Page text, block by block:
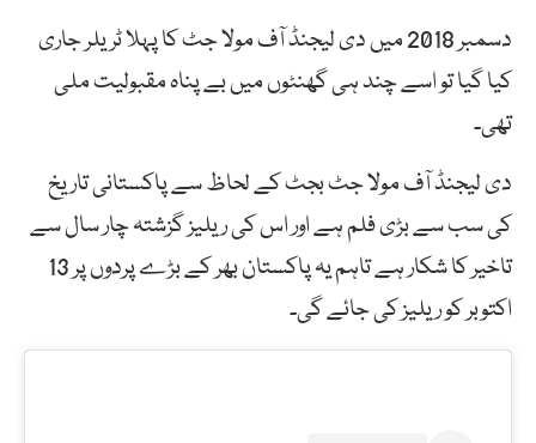
دسمبر 2018 میں دی لیجنڈ آف مولا جٹ کا پہلا ٹریلر جاری
کیا گیا تو اسے چند ہی گھنٹوں میں بے پناہ مقبولیت ملی
تھی۔
دی لیجنڈ آف مولا جٹ بجٹ کے لحاظ سے پاکستانی تاریخ
کی سب سے بڑی فلم ہے اور اس کی ریلیز گزشتہ چار سال سے
تاخیر کا شکار ہے تاہم یہ پاکستان بھر کے بڑے پردوں پر 13
اکتوبر کو ریلیز کی جائے گی۔